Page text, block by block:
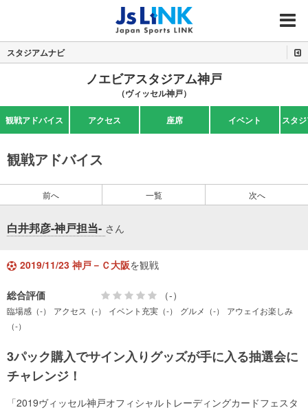
MENU
スタジアムナビ
ノエビアスタジアム神戸
（ヴィッセル神戸）
観戦アドバイス アクセス 座席 イベント スタ
観戦アドバイス
前へ 一覧 次へ
白井邦彦-神戸担当- さん
2019/11/23 神戸－Ｃ大阪を観戦
総合評価 （-）
臨場感（-） アクセス（-） イベント充実（-） グルメ（-）
アウェイお楽しみ
（-）
3パック購入でサイン入りグッズが手に入る抽選会に
チャレンジ！
「2019ヴィッセル神戸オフィシャルトレーディングカードフェスタ